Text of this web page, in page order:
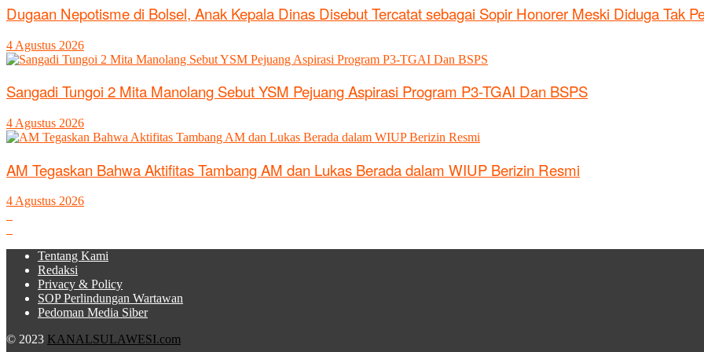
Dugaan Nepotisme di Bolsel, Anak Kepala Dinas Disebut Tercatat sebagai Sopir Honorer Meski Diduga Tak
4 Agustus 2026
Sangadi Tungoi 2 Mita Manolang Sebut YSM Pejuang Aspirasi Program P3-TGAI Dan BSPS
4 Agustus 2026
AM Tegaskan Bahwa Aktifitas Tambang AM dan Lukas Berada dalam WIUP Berizin Resmi
4 Agustus 2026
Tentang Kami
Redaksi
Privacy & Policy
SOP Perlindungan Wartawan
Pedoman Media Siber
© 2023 KANALSULAWESI.com